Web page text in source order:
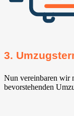
3.
Nun vereinbaren wir
bevorstehenden